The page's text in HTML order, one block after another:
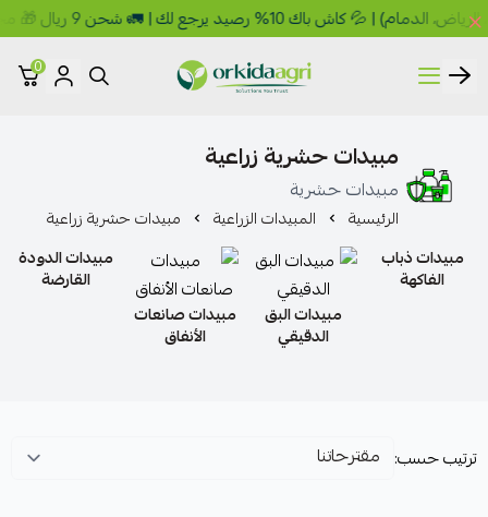
رصيد يرجع لك | 🚛 شحن 9 ريال 🎁 مجاني فوق 149 ريال
أوركيدا للمبيدات الزراعية
0
مبيدات حشرية زراعية
مبيدات حشرية
الرئيسية المبيدات الزراعية
مبيدات حشرية زراعية
مبيدات ذباب
الفاكهة
مبيدات البق
الدقيقي
مبيدات صانعات
الأنفاق
مبيدات الدودة
القارضة
ترتيب حسب: